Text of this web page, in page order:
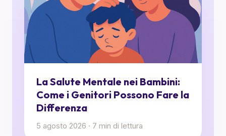
La Salute Mentale nei Bambini:
Come i Genitori Possono Fare la
Differenza
5 agosto 2026 · 7 min di lettura